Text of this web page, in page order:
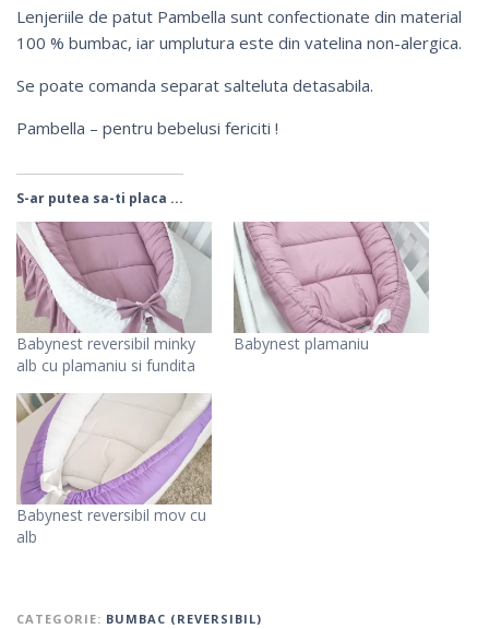
Lenjeriile de patut Pambella sunt confectionate din material
100 % bumbac, iar umplutura este din vatelina non-alergica.
Se poate comanda separat salteluta detasabila.
Pambella – pentru bebelusi fericiti !
S-ar putea sa-ti placa ...
Babynest reversibil minky
alb cu plamaniu si fundita
Babynest plamaniu
Babynest reversibil mov cu
alb
CATEGORIE: BUMBAC (REVERSIBIL)